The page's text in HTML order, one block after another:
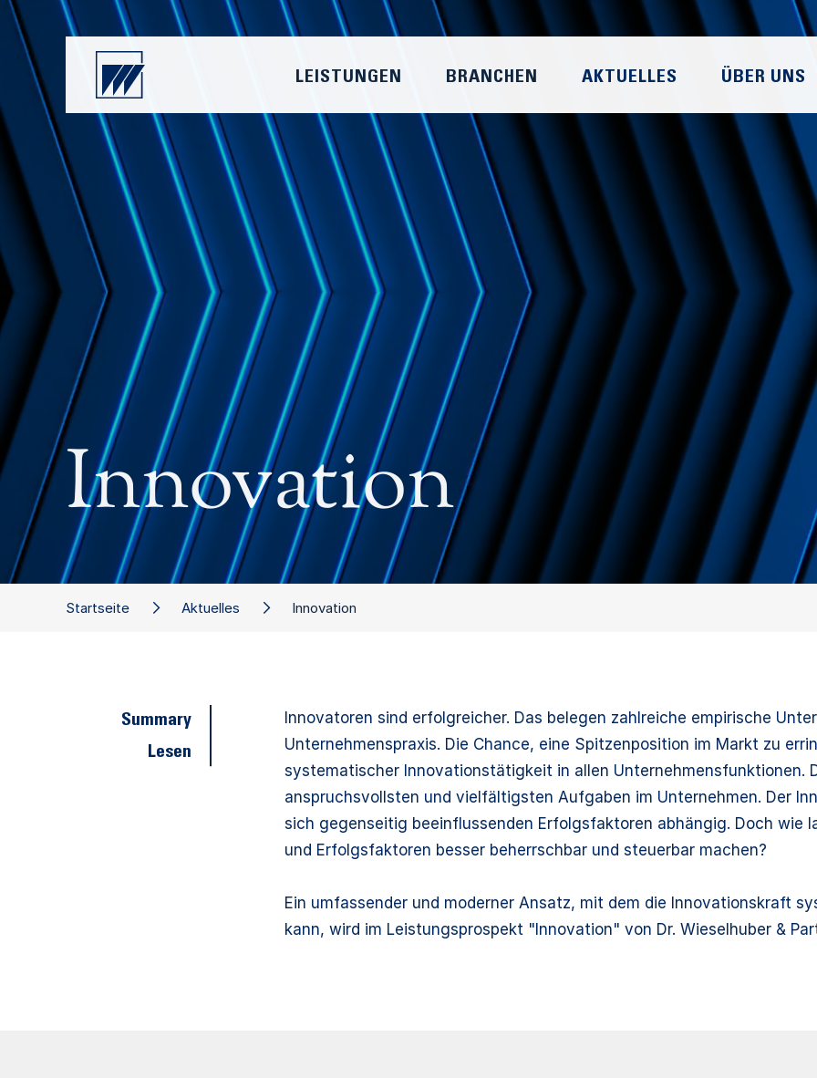
Innovatoren sind erfolgreicher. Das belegen zahlreiche empirische
Unternehmenspraxis. Die Chance, eine Spitzenposition im Markt zu
systematischer Innovationstätigkeit in allen Unternehmensfunktionen.
anspruchsvollsten und vielfältigsten Aufgaben im Unternehmen. Der
sich gegenseitig beeinflussenden Erfolgsfaktoren abhängig. Doch wie
und Erfolgsfaktoren besser beherrschbar und steuerbar machen?
Ein umfassender und moderner Ansatz, mit dem die Innovationskraft
kann, wird im Leistungsprospekt "Innovation" von Dr. Wieselhuber &
Startseite Aktuelles Innovation
Innovation
LEISTUNGEN BRANCHEN AKTUELLES ÜBER UNS
Summary
Lesen